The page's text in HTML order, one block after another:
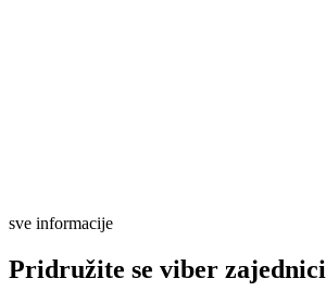
sve informacije
Pridružite se viber zajednici